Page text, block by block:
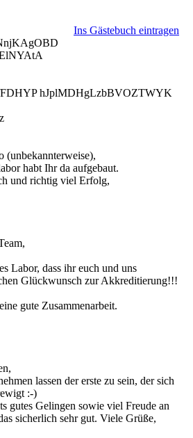
Ins Gästebuch eintragen
hJplMDHgLzbBVOZTWYK
(unbekannterweise),
habt Ihr da aufgebaut.
und richtig viel Erfolg,
Labor, dass ihr euch und uns
Glückwunsch zur Akkreditierung!!!
gute Zusammenarbeit.
lassen der erste zu sein, der sich
:-)
gutes Gelingen sowie viel Freude an
sicherlich sehr gut. Viele Grüße,